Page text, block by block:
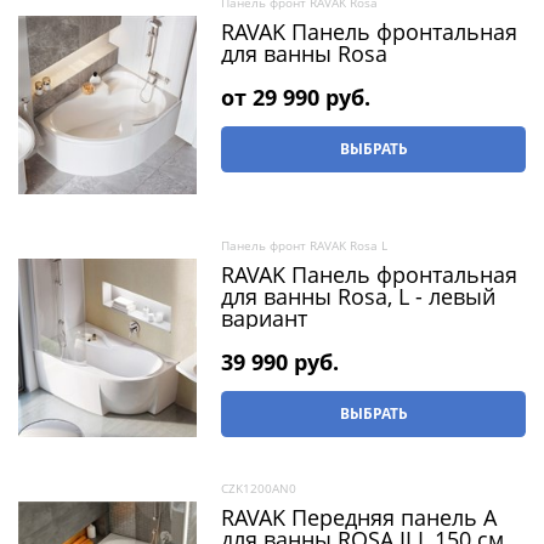
RAVAK Панель фронтальная
для ванны Rosa
от29 990 руб.
ВЫБРАТЬ
Панель фронт RAVAK Rosa L
RAVAK Панель фронтальная
для ванны Rosa, L - левый
вариант
39 990 руб.
ВЫБРАТЬ
CZK1200AN0
RAVAK Передняя панель A